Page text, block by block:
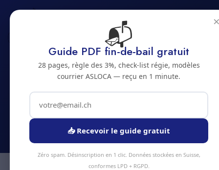
Lausanne
Nettoyage Airbnb
dans le quartier
Chailly
Spécialiste à Lausanne · Devis 24h · Intervention 48h
📬
Guide PDF fin-de-bail gratuit
28 pages, règle des 3%, check-list régie, modèles
courrier ASLOCA — reçu en 1 minute.
📥 Recevoir le guide gratuit
Zéro spam. Désinscription en 1 clic. Données stockées en Suisse,
conformes LPD + RGPD.